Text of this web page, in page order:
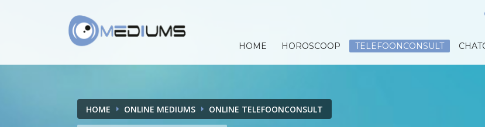
HOME HOROSCOOP TELEFOONCONSULT
HOME ONLINE MEDIUMS ONLINE TELEFOONCONSULT